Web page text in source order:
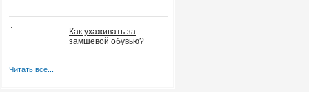
Как ухаживать за
замшевой обувью?
Читать все...